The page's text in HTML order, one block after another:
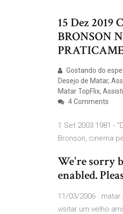
15 Dez 2019
BRONSON
Gostando do
Desejo de Matar,
Matar TopFlix,
4 Comments
1 Set 2003 1981 -
Bronson, cinema
We're sorry
enabled.
11/03/2006 ·
visitar um velho